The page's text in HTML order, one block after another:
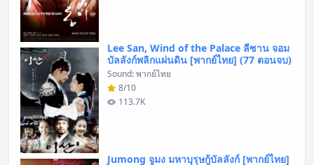
Lee San, Wind of the Palace ลีซาน จอม
บัลลังก์พลิกแผ่นดิน [พากย์ไทย] (77 ตอนจบ)
Sound: พากย์ไทย
8/10
113.7K
Jumong จูมง มหาบุรุษกู้บัลลังก์ [พากย์ไทย]